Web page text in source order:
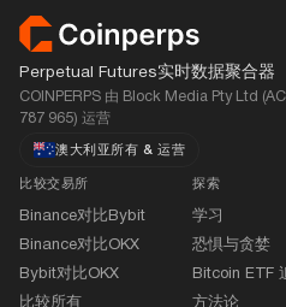
页脚
Perpetual Futures实时数据聚合器
COINPERPS 由 Block Media Pty Ltd
787 965) 运营
澳大利亚所有 & 运营
比较交易所
Binance对比Bybit
Binance对比OKX
Bybit对比OKX
比较所有
探索
学习
恐惧与贪婪
Bitcoin ETF
方法论